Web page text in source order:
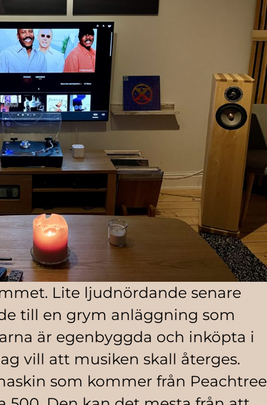
Lite ljudnördande senare
till en grym anläggning som
är egenbyggda och inköpta i
vill att musiken skall återges.
som kommer från Peachtree